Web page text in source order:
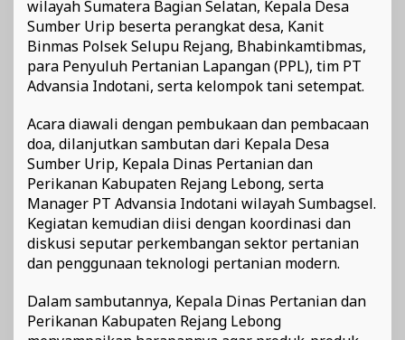
wilayah Sumatera Bagian Selatan, Kepala Desa
Sumber Urip beserta perangkat desa, Kanit
Binmas Polsek Selupu Rejang, Bhabinkamtibmas,
para Penyuluh Pertanian Lapangan (PPL), tim PT
Advansia Indotani, serta kelompok tani setempat.
Acara diawali dengan pembukaan dan pembacaan
doa, dilanjutkan sambutan dari Kepala Desa
Sumber Urip, Kepala Dinas Pertanian dan
Perikanan Kabupaten Rejang Lebong, serta
Manager PT Advansia Indotani wilayah Sumbagsel.
Kegiatan kemudian diisi dengan koordinasi dan
diskusi seputar perkembangan sektor pertanian
dan penggunaan teknologi pertanian modern.
Dalam sambutannya, Kepala Dinas Pertanian dan
Perikanan Kabupaten Rejang Lebong